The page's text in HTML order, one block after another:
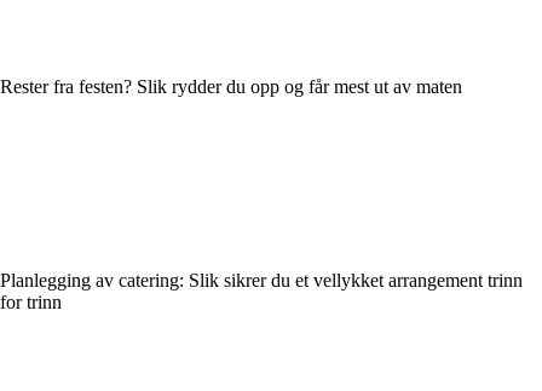
Rester fra festen? Slik rydder du opp og får mest ut av maten
Planlegging av catering: Slik sikrer du et vellykket arrangement trinn
for trinn